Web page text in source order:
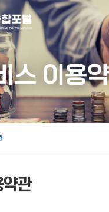
스 이용
관